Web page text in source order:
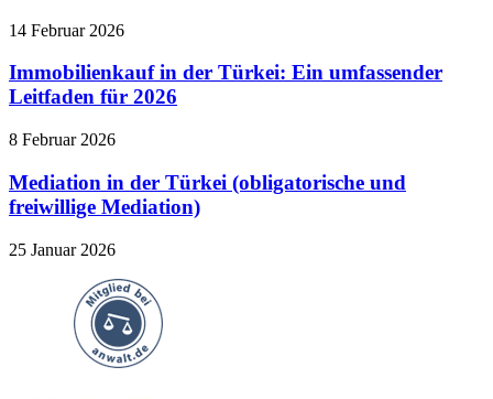
14 Februar 2026
Immobilienkauf in der Türkei: Ein umfassender
Leitfaden für 2026
8 Februar 2026
Mediation in der Türkei (obligatorische und
freiwillige Mediation)
25 Januar 2026